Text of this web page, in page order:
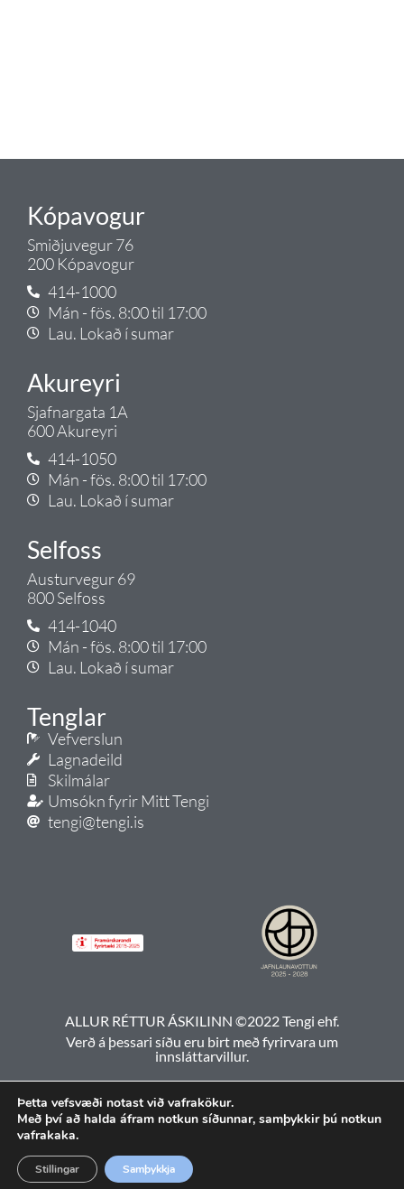
Kópavogur
Smiðjuvegur 76
200 Kópavogur
414-1000
Mán - fös. 8:00 til 17:00
Lau. Lokað í sumar
Akureyri
Sjafnargata 1A
600 Akureyri
414-1050
Mán - fös. 8:00 til 17:00
Lau. Lokað í sumar
Selfoss
Austurvegur 69
800 Selfoss
414-1040
Mán - fös. 8:00 til 17:00
Lau. Lokað í sumar
Tenglar
Vefverslun
Lagnadeild
Skilmálar
Umsókn fyrir Mitt Tengi
tengi@tengi.is
ALLUR RÉTTUR ÁSKILINN ©2022 Tengi ehf.
Verð á þessari síðu eru birt með fyrirvara um
innsláttarvillur.
Þetta vefsvæði notast við vafrakökur.
Með því að halda áfram notkun síðunnar, samþykkir þú notkun
vafrakaka.
Samþykkja
Stillingar